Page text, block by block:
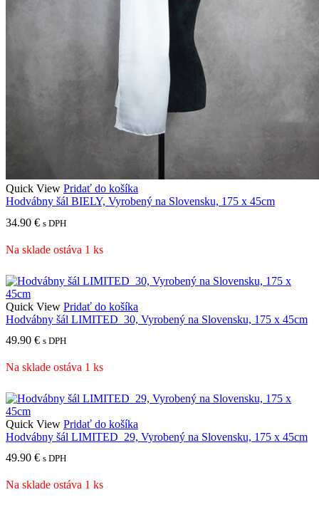
Quick View Pridať do košíka
Hodvábny šál BIELY, Vyrobený na Slovensku, 175 x 45cm
34.90 € s DPH
Na sklade ostáva 1 ks
Quick View Pridať do košíka
Hodvábny šál LIMITED_30, Vyrobený na Slovensku, 175 x 45cm
49.90 € s DPH
Na sklade ostáva 1 ks
Quick View Pridať do košíka
Hodvábny šál LIMITED_29, Vyrobený na Slovensku, 175 x 45cm
49.90 € s DPH
Na sklade ostáva 1 ks